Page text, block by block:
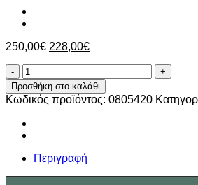
250,00€ Original
250,00€.
228,00€Η
είναι:
228,00€.
Κρεβάτι
Μονόσπαστο
“Jasmin”
ποσότητα
Προσθήκη στο καλάθι
Κωδικός προϊόντος: 0805420
Περιγραφή